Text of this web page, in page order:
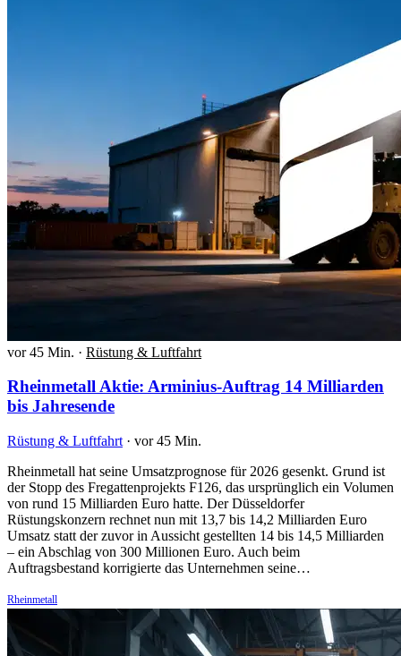
vor 45 Min. · Rüstung & Luftfahrt
Rheinmetall Aktie: Arminius-Auftrag 14 Milliarden
bis Jahresende
Rüstung & Luftfahrt · vor 45 Min.
Rheinmetall hat seine Umsatzprognose für 2026 gesenkt. Grund ist
der Stopp des Fregattenprojekts F126, das ursprünglich ein Volumen
von rund 15 Milliarden Euro hatte. Der Düsseldorfer
Rüstungskonzern rechnet nun mit 13,7 bis 14,2 Milliarden Euro
Umsatz statt der zuvor in Aussicht gestellten 14 bis 14,5 Milliarden
– ein Abschlag von 300 Millionen Euro. Auch beim
Auftragsbestand korrigierte das Unternehmen seine…
Rheinmetall